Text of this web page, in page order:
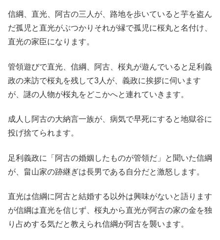
信綱、直光、阿古の三人が、路地を歩いていると芋を盗ん
だ孤児と直光がぶつかりそれが縁で孤児に桜丸と名付け、
直光の家臣になります。
管領遊びで直光、信綱、阿古、桜丸が遊んでいると足利義
政の来訪で桜丸を残して3人が、義政に挨拶に伺います
が、謎の人物が桜丸をどこかへと連れていきます。
成人し阿古の大納言一族が、病気で早死にすると地獄谷に
投げ捨てられます。
足利義政に「阿古の婚姻したものが管領だ」と聞いた信綱
が、畠山家の跡継ぎは長男である自分だと激怒します。
直光は信綱に阿古と結婚する以外は興味がないと語ります
が信綱は直光を信じず、桜丸から直光が阿古の家の金を独
り占めする気だと教えられ信綱が阿古を襲います。